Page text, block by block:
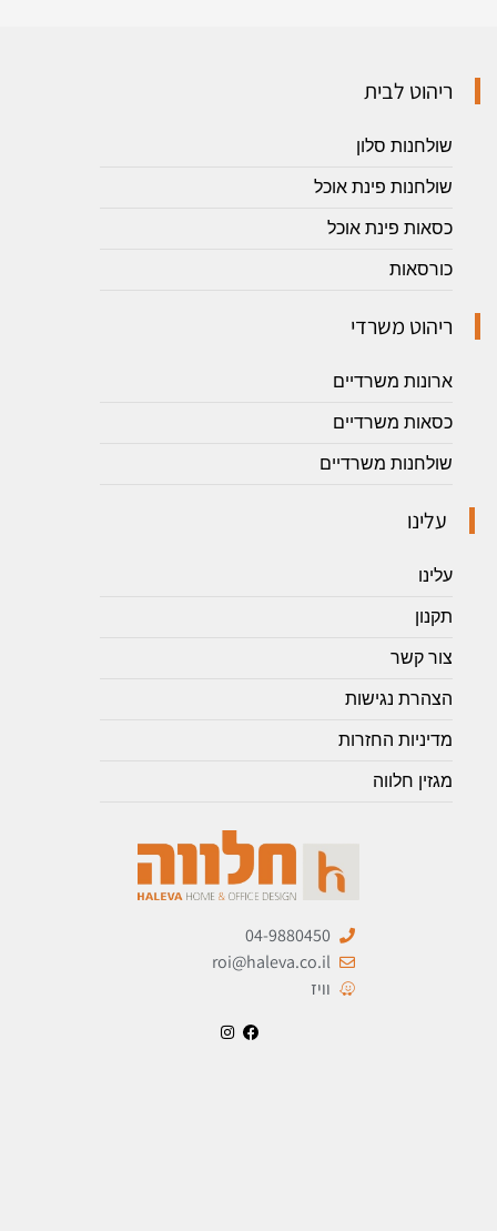
ריהוט לבית
שולחנות סלון
שולחנות פינת אוכל
כסאות פינת אוכל
כורסאות
ריהוט משרדי
ארונות משרדיים
כסאות משרדיים
שולחנות משרדיים
עלינו
עלינו
תקנון
צור קשר
הצהרת נגישות
מדיניות החזרות
מגזין חלווה
04-9880450
roi@haleva.co.il
וויז